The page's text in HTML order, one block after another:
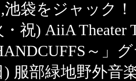
池袋をジャック
祝) AiiA Theater
～」
) 服部緑地野外音